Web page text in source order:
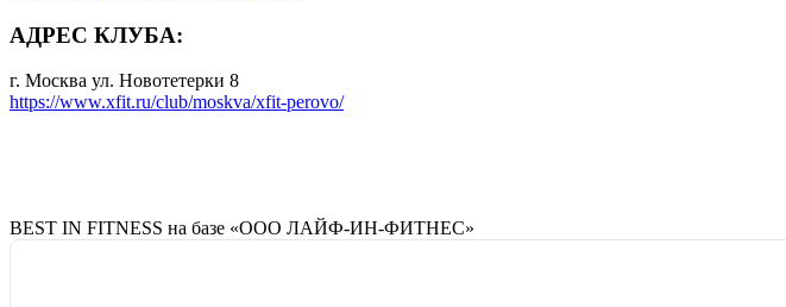
АДРЕС КЛУБА:
г. Москва ул. Новотетерки 8
https://www.xfit.ru/club/moskva/xfit-perovo/
BEST IN FITNESS на базе «ООО ЛАЙФ-ИН-ФИТНЕС»